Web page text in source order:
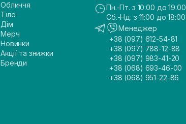
Обличчя
Тіло
Дім
Мерч
Новинки
Акції та знижки
Бренди
Пн.-Пт. з 10:00 до 19:00
Сб.-Нд. з 11:00 до 18:00
Менеджер
+38 (097) 612-54-81
+38 (097) 788-12-88
+38 (097) 983-41-20
+38 (068) 693-46-00
+38 (068) 951-22-86